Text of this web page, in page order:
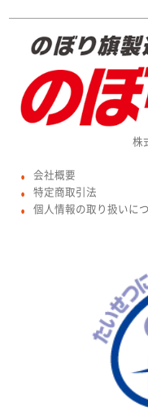
株
● 会社概要
● 特定商取引法
● 個人情報の取り扱いに